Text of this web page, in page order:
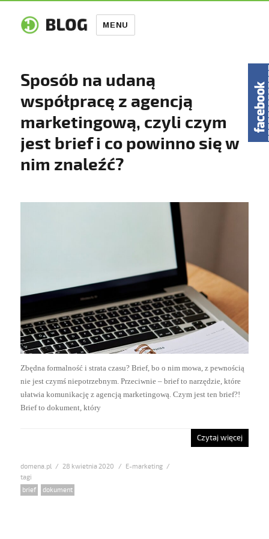
MENU
Sposób na udaną
współpracę z agencją
marketingową, czyli czym
jest brief i co powinno się w
nim znaleźć?
Zbędna formalność i strata czasu? Brief, bo o nim mowa, z pewnością
nie jest czymś niepotrzebnym. Przeciwnie – brief to narzędzie, które
ułatwia komunikację z agencją marketingową. Czym jest ten brief?!
Brief to dokument, który
Czytaj więcej
domena.pl
Posted
28 kwietnia 2020 Categories
E-marketing
Tags
brief dokument